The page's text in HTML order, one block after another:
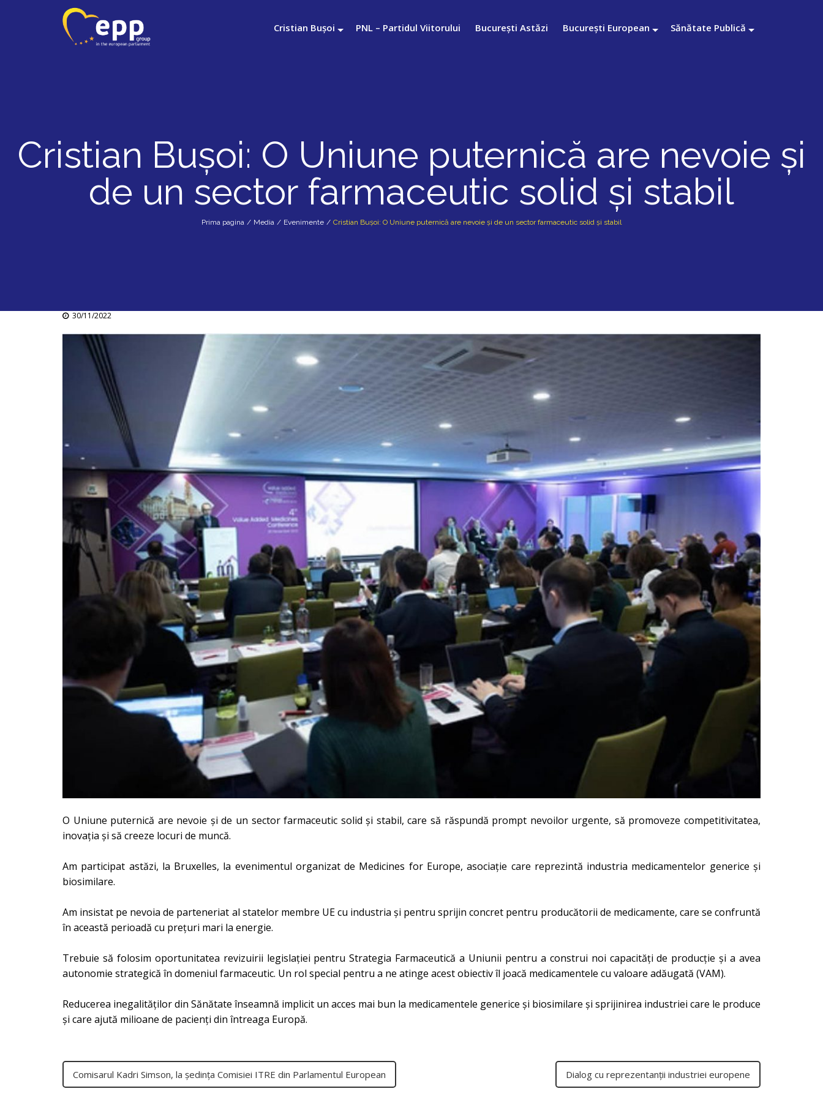
Cristian Bușoi PNL – Partidul Viitorului București Astăzi București European Sănătate Publică
Cristian Bușoi: O Uniune puternică are nevoie și
de un sector farmaceutic solid și stabil
Prima pagina / Media / Evenimente / Cristian Bușoi: O Uniune puternică are nevoie și de un sector farmaceutic solid și stabil
30/11/2022
O Uniune puternică are nevoie și de un sector farmaceutic solid și stabil, care să răspundă prompt nevoilor urgente, să promoveze competitivitatea,
inovația și să creeze locuri de muncă.
Am participat astăzi, la Bruxelles, la evenimentul organizat de Medicines for Europe, asociație care reprezintă industria medicamentelor generice și
biosimilare.
Am insistat pe nevoia de parteneriat al statelor membre UE cu industria și pentru sprijin concret pentru producătorii de medicamente, care se confruntă
în această perioadă cu prețuri mari la energie.
Trebuie să folosim oportunitatea revizuirii legislației pentru Strategia Farmaceutică a Uniunii pentru a construi noi capacități de producție și a avea
autonomie strategică în domeniul farmaceutic. Un rol special pentru a ne atinge acest obiectiv îl joacă medicamentele cu valoare adăugată (VAM).
Reducerea inegalităților din Sănătate înseamnă implicit un acces mai bun la medicamentele generice și biosimilare și sprijinirea industriei care le produce
și care ajută milioane de pacienți din întreaga Europă.
Comisarul Kadri Simson, la ședința Comisiei ITRE din Parlamentul European Dialog cu reprezentanții industriei europene